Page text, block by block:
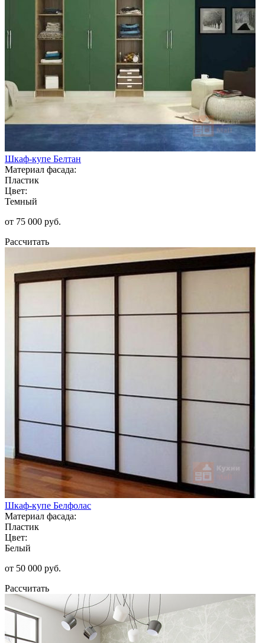
Шкаф-купе Белтан
Материал фасада:
Пластик
Цвет:
Темный
от 75 000 руб.
Рассчитать
Шкаф-купе Белфолас
Материал фасада:
Пластик
Цвет:
Белый
от 50 000 руб.
Рассчитать